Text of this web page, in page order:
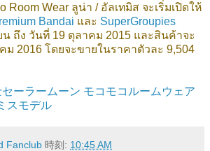
Wear ลูน่า / อัลเทมิส จะเริ่มเปิดให้
Bandai และ SuperGroupies
ถึง วันที่ 19 ตุลาคม 2015 และสินค้าจะ
ม 2016 โดยจะขายในราคาตัวละ 9,504
ーラームーン モコモコルームウェア
スモデル
Fanclub 時刻: 10:45 AM